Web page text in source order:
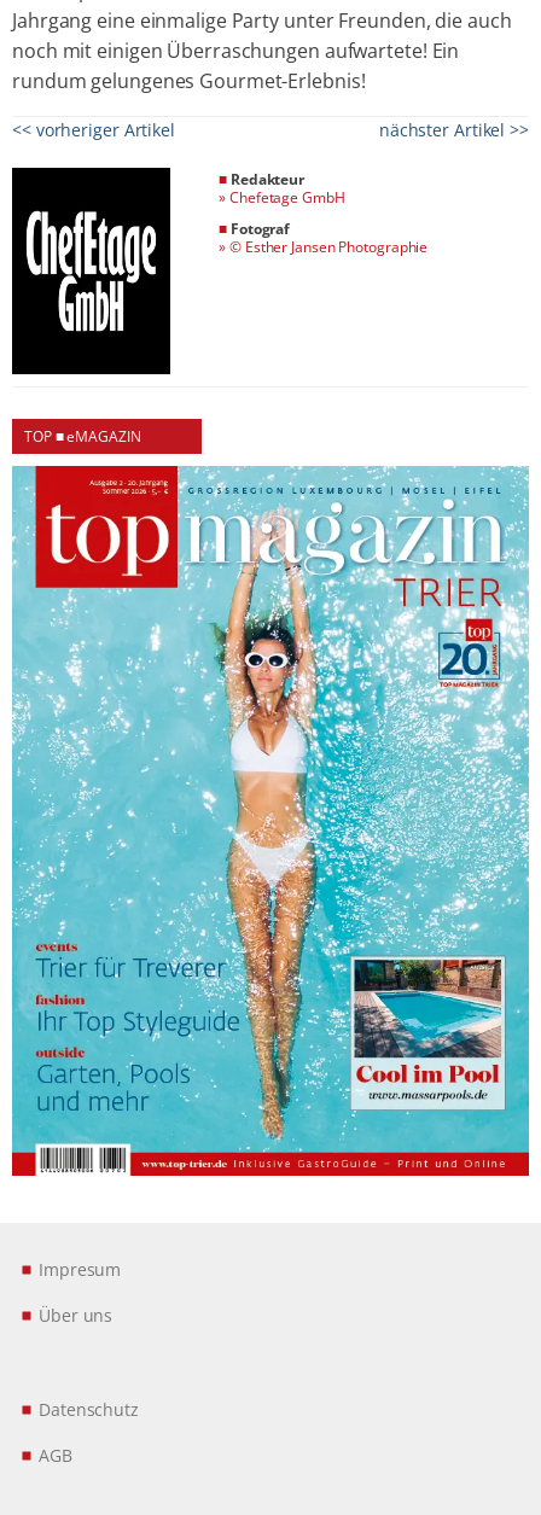
Jahrgang eine einmalige Party unter Freunden, die auch
noch mit einigen Überraschungen aufwartete! Ein
rundum gelungenes Gourmet-Erlebnis!
<< vorheriger Artikel nächster Artikel >>
■ Redakteur
»Chefetage GmbH
■ Fotograf
»© Esther Jansen Photographie
TOP ■ eMAGAZIN
Impresum
Über uns
Datenschutz
AGB